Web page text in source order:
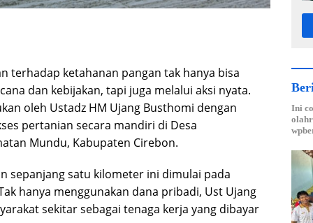
terhadap ketahanan pangan tak hanya bisa
dan kebijakan, tapi juga melalui aksi nyata.
oleh Ustadz HM Ujang Busthomi dengan
pertanian secara mandiri di Desa
Mundu, Kabupaten Cirebon.
sepanjang satu kilometer ini dimulai pada
hanya menggunakan dana pribadi, Ust Ujang
sekitar sebagai tenaga kerja yang dibayar
Ini